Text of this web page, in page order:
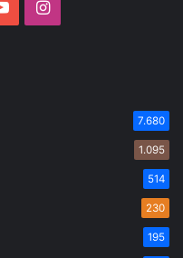
YouTubeInstagram
7.680
1.095
514
230
195